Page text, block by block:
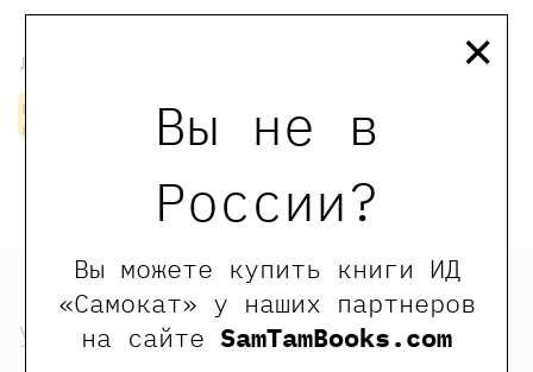
Вы не в
России?
Вы можете купить книги ИД
«Самокат» у наших партнеров
на сайте SamTamBooks.com
×
500 ₽
Долинина Наталья
нет в
наличии
узнать